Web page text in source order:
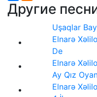
Другие
Uşaqlar
Elnarə
De
Elnarə
Ay Qız
Elnarə